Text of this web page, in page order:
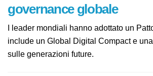
09/10/2024:Un patto
per il futuro per
governance globale